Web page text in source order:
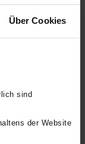
Über Cookies
sind
der Website